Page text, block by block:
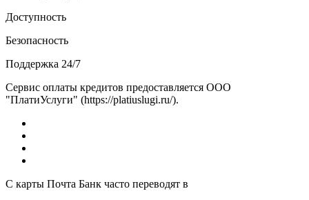
Доступность
Безопасность
Поддержка 24/7
Сервис оплаты кредитов предоставляется ООО
"ПлатиУслуги" (https://platiuslugi.ru/).
С карты Почта Банк часто переводят в